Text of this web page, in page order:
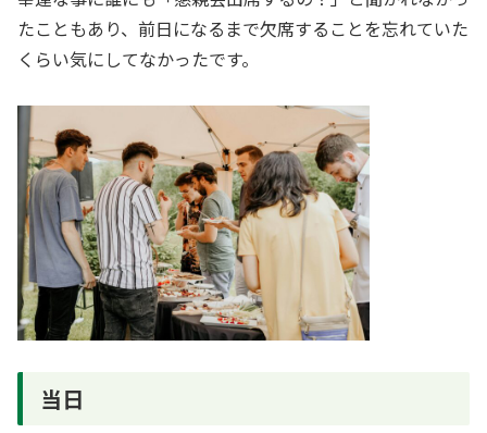
たこともあり、前日になるまで欠席することを忘れていた
くらい気にしてなかったです。
当日